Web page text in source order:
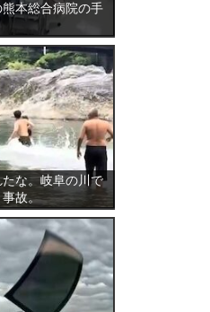
熊本総合病院の手
たな。岐阜の川で
故。